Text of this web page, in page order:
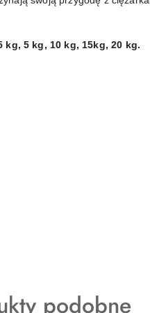
5 kg, 10 kg, 15kg, 20 kg.
podobne